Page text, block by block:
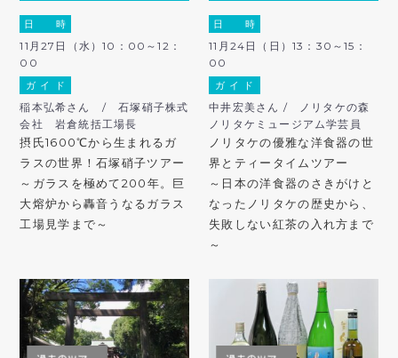
日 時
11月27日（水）10：00～12：
00
ガ イ ド
稲本弘希さん / 石塚硝子株式
会社 岩倉統括工場長
摂氏1600℃から生まれるガ
ラスの世界！石塚硝子ツアー
～ガラスを極めて200年。巨
大熔炉から轟音うなるガラス
工場見学まで～
日 時
11月24日（日）13：30～15：
00
ガ イ ド
中井宏美さん / ノリタケの森
ノリタケミュージアム学芸員
ノリタケの優雅な洋食器の世
界とティータイムツアー
～日本の洋食器のさきがけと
なったノリタケの歴史から、
失敗しない紅茶の入れ方まで
～